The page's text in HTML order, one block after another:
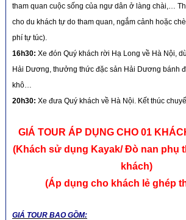
tham quan cuộc sống của ngư dân ở làng chài,…
cho du khách tự do tham quan, ngắm cảnh hoặc
phí tự túc).
16h30: Xe đón Quý khách rời Hạ Long về Hà Nội,
Hải Dương, thưởng thức đặc sản Hải Dương bánh
khô…
20h30: Xe đưa Quý khách về Hà Nội. Kết thúc
GIÁ TOUR ÁP DỤNG CHO 01
(Khách sử dụng Kayak/ Đò nan phụ
khách)
(Áp dụng cho khách lẻ ghép
GIÁ TOUR BAO GỒM: